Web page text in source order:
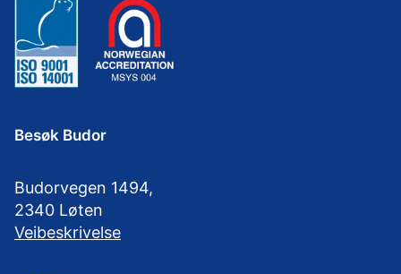
Besøk Budor
Budorvegen 1494,
2340 Løten
Veibeskrivelse